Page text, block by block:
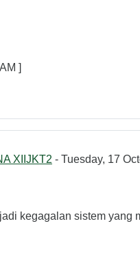
]
XIIJKT2 - Tuesday, 17
kegagalan sistem